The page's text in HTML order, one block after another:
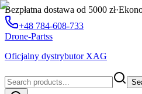
Bezpłatna dostawa od 5000 zł·
+48 784-608-733
Drone-Partss
Oficjalny dystrybutor XAG